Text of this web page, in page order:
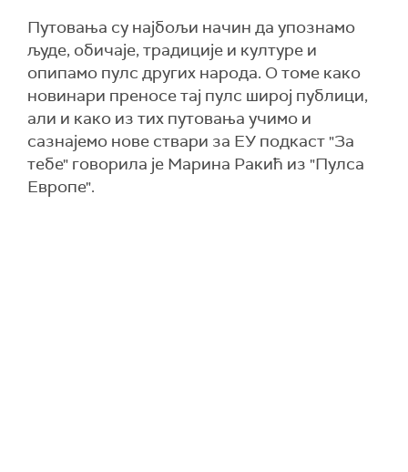
Путовања су најбољи начин да упознамо
људе, обичаје, традиције и културе и
опипамо пулс других народа. О томе како
новинари преносе тај пулс широј публици,
али и како из тих путовања учимо и
сазнајемо нове ствари за ЕУ подкаст "За
тебе" говорила је Марина Ракић из "Пулса
Европе".